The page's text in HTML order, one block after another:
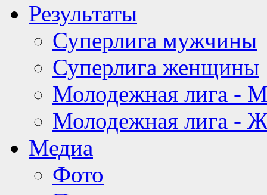
Результаты
Суперлига мужчины
Суперлига женщины
Молодежная лига -
Молодежная лига -
Медиа
Фото